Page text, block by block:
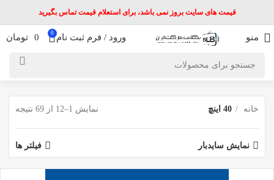
قیمت های سایت بروز نمی باشد، برای استعلام قیمت تماس بگیرید
منو ورود / فرم ثبت نام 0
0 تومان
خانه 40 اینچ نمایش 1–12 از 69 نتیجه
نمایش سایدبار فیلتر ها